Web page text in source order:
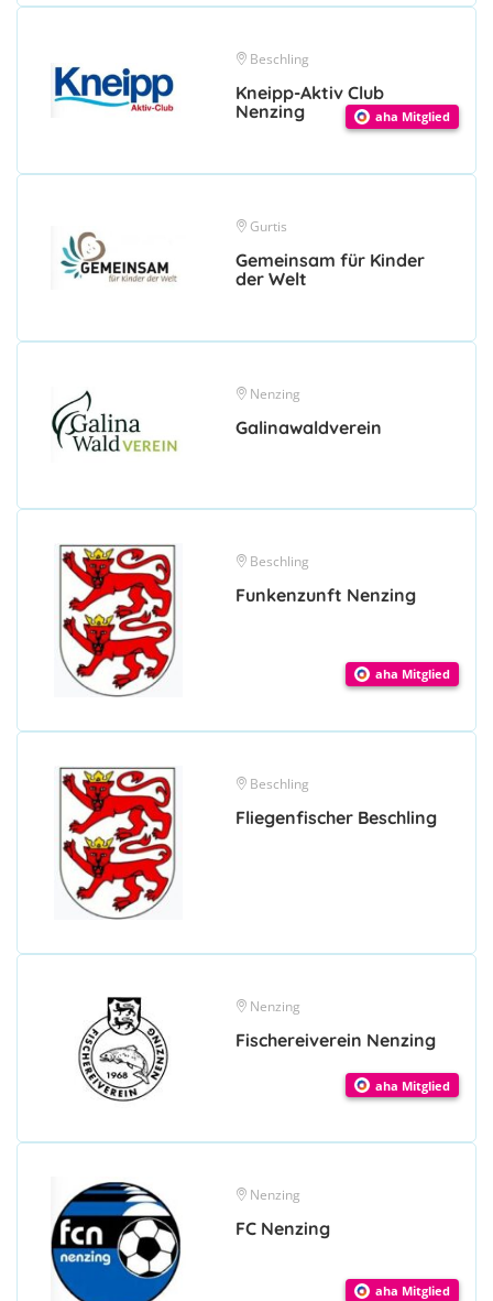
Beschling
Kneipp-Aktiv Club
Nenzing
aha Mitglied
Gurtis
Gemeinsam für Kinder
der Welt
Nenzing
Galinawaldverein
Beschling
Funkenzunft Nenzing
aha Mitglied
Beschling
Fliegenfischer Beschling
Nenzing
Fischereiverein Nenzing
aha Mitglied
Nenzing
FC Nenzing
aha Mitglied